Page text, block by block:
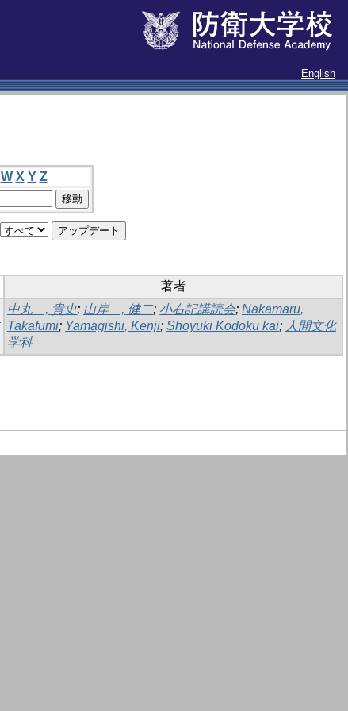
English
W X Y Z
著者
中丸 , 貴史; 山岸 , 健二; 小右記講読会; Nakamaru,
Takafumi; Yamagishi, Kenji; Shoyuki Kodoku kai; 人間文化
学科